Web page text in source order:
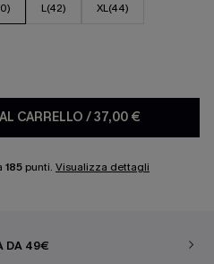
L(42) XL(44)
CARRELLO /37,00 €
185 punti. Visualizza dettagli
DA 49€